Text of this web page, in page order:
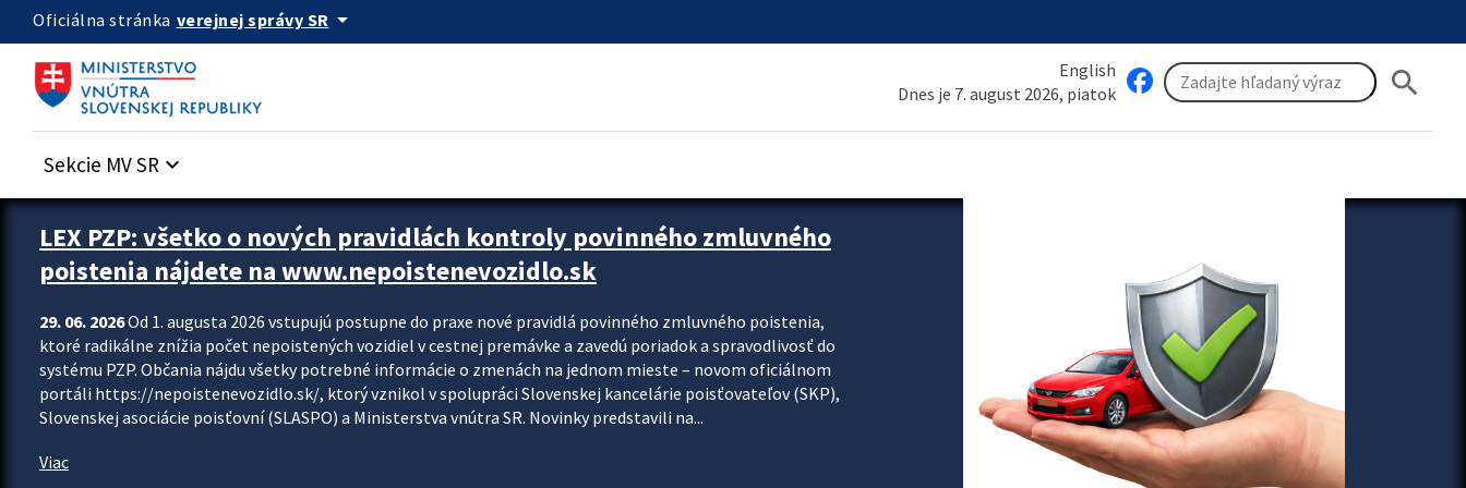
Preskocit na hlavný obsah
Oficiálna stránka verejnej správy SR arrow_drop_down
English
Dnes je 7. august 2026, piatok
search
Sekcie MV SR keyboard_arrow_down
Zastavit automatický posun upútavok
LEX PZP: všetko o nových pravidlách kontroly povinného zmluvného
poistenia nájdete na www.nepoistenevozidlo.sk
29. 06. 2026Od 1. augusta 2026 vstupujú postupne do praxe nové pravidlá povinného zmluvného poistenia,
ktoré radikálne znížia počet nepoistených vozidiel v cestnej premávke a zavedú poriadok a spravodlivosť do
systému PZP. Občania nájdu všetky potrebné informácie o zmenách na jednom mieste – novom oficiálnom
portáli https://nepoistenevozidlo.sk/, ktorý vznikol v spolupráci Slovenskej kancelárie poisťovateľov (SKP),
Slovenskej asociácie poisťovní (SLASPO) a Ministerstva vnútra SR. Novinky predstavili na...
Viac